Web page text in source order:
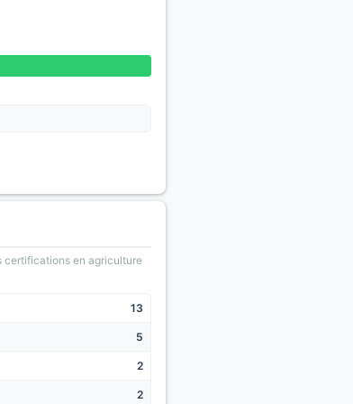
certifications en agriculture
13
5
2
2